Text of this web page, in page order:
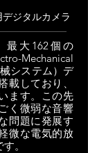
デジタルカメラ
最大162個の
Mechanical
システム）デ
載しており、
ます。この先
く微弱な音響
問題に発展す
微な電気的放
。